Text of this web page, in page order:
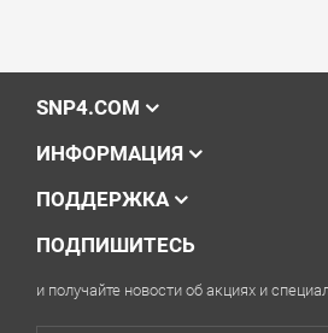
SNP4.COM
ИНФОРМАЦИЯ
ПОДДЕРЖКА
ПОДПИШИТЕСЬ
и получайте новости об акциях и